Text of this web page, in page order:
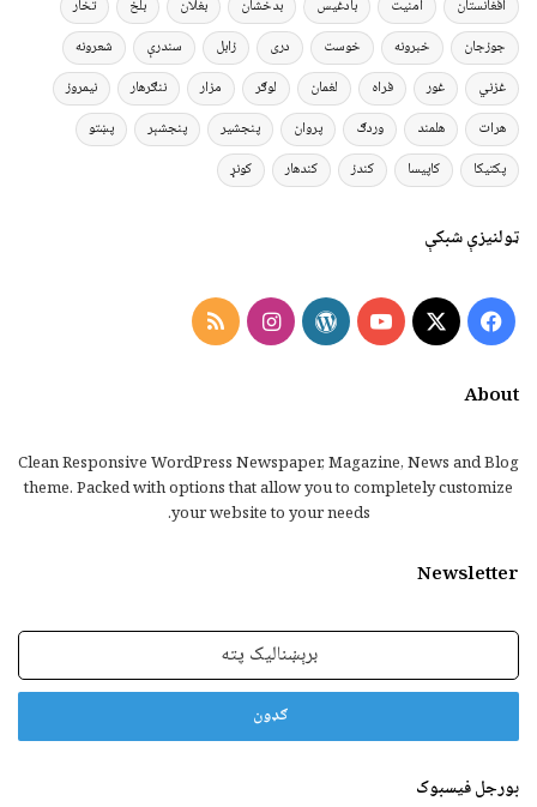
افغانستان امنیت بادغیس بدخشان بغلان بلخ
تخار
جوزجان
خبرونه خوست دری زابل سندرې
شعرونه
غزني
غور فراه لغمان لوګر مزار ننګرهار
نیمروز
هرات
هلمند وردګ پروان پنجشیر پنجشېر
پښتو
پکتیکا
کاپیسا کندز کندهار کونړ
ټولنیزې شبکې
Facebook
X
YouTube
WordPress
Instagram
RSS
About
Clean Responsive WordPress Newspaper, Magazine, News and Blog
theme. Packed with options that allow you to completely customize
your website to your needs.
Newsletter
برېښنالیک
بورجل فیسبوک